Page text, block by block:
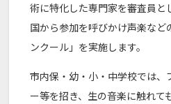
術に特化した専門家を審査員と
国から参加を呼びかけ声楽など
ンクール」を実施します。
市内保・幼・小・中学校では、
ー等を招き、生の音楽に触れて